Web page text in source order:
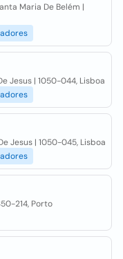
Maria De Belém |
Jesus | 1050-044, Lisboa
Jesus | 1050-045, Lisboa
214, Porto